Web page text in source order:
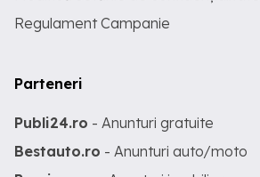
Regulament Campanie
Parteneri
Publi24.ro - Anunturi gratuite
Bestauto.ro - Anunturi auto/moto